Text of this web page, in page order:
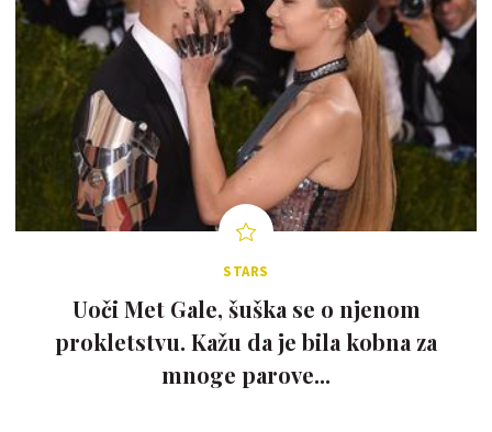
STARS
Uoči Met Gale, šuška se o njenom
prokletstvu. Kažu da je bila kobna za
mnoge parove...